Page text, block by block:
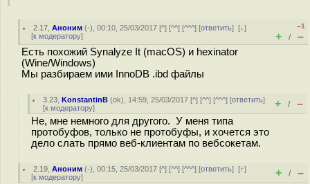
2.17 ,Аноним (-), 00:10, 25/03/2017 [^] [^^] [^^^] [ответить][↓]
[к модератору]
–1
+ / –
Есть похожий Synalyze It (macOS) и hexinator
(Wine/Windows)
Мы разбираем ими InnoDB .ibd файлы
3.23 ,KonstantinB (ok), 14:59, 25/03/2017 [^] [^^] [^^^] [ответить]
[к модератору] + / –
Не, мне немного для другого. У меня типа
протобуфов, только не протобуфы, и хочется это
дело слать прямо веб-клиентам по вебсокетам.
2.19 ,Аноним (-), 00:15, 25/03/2017 [^] [^^] [^^^] [ответить][↑]
[к модератору] + / –